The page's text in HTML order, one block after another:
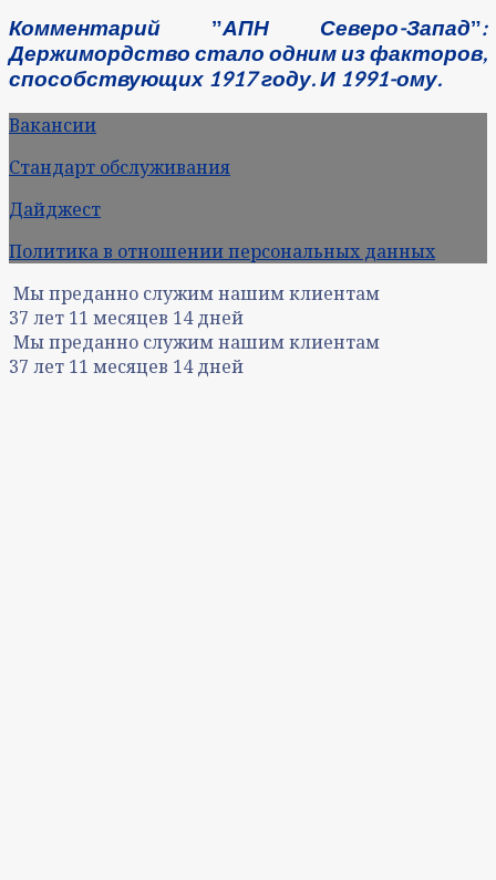
Комментарий ˮАПН Северо-Западˮ:
Держимордство стало одним из факторов,
способствующих 1917 году. И 1991-ому.
Вакансии
Стандарт обслуживания
Дайджест
Политика в отношении персональных данных
Мы преданно служим нашим клиентам
37 лет 11 месяцев 14дней
Мы преданно служим нашим клиентам
37 лет 11 месяцев 14дней